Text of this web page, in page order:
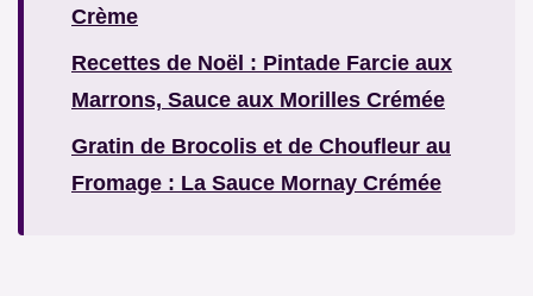
Crème
Recettes de Noël : Pintade Farcie aux
Marrons, Sauce aux Morilles Crémée
Gratin de Brocolis et de Choufleur au
Fromage : La Sauce Mornay Crémée